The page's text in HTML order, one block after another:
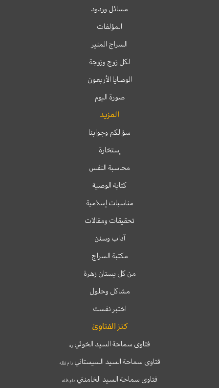
مسائل وردود
المؤلفات
السراج المنير
لكل زوج وزوجة
الوصايا الأربعون
صورة اليوم
المزيد
سؤالكم وجوابنا
إستخارة
محاسبة النفس
كتابة الوصية
مناسبات إسلامية
تحقيقات ومقالات
آداب وسنن
مكتبة السراج
من كل بستان زهرة
مشاكل وحلول
اختبر نفسك
كنز الفتاوىٰ
فتاوى سماحة السيد الخوئيره
فتاوى سماحة السيد السيستانيدام ظله
فتاوى سماحة السيد الخامنئي دام ظله